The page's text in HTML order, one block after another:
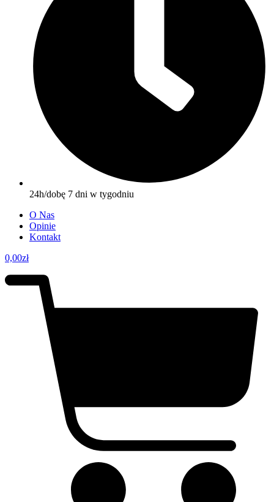
24h/dobę 7 dni w tygodniu
O Nas
Opinie
Kontakt
0,00zł